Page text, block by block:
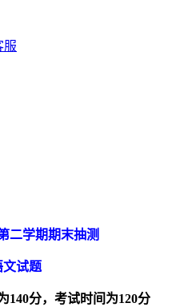
服
二学期期末抽测
文试题
140分，考试时间为120分